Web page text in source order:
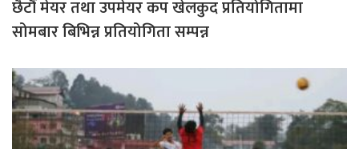
छैटौं मेयर तथा उपमेयर कप खेलकुद प्रतियोगितामा
सोमबार बिभिन्न प्रतियोगिता सम्पन्न